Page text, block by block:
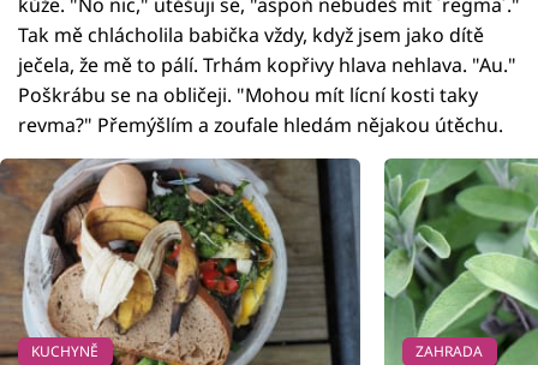
Tak mě chlácholila babička vždy, když jsem jako dítě
ječela, že mě to pálí. Trhám kopřivy hlava nehlava. "Au."
Poškrábu se na obličeji. "Mohou mít lícní kosti taky
revma?" Přemýšlím a zoufale hledám nějakou útěchu.
KUCHYNĚ ZAHRADA